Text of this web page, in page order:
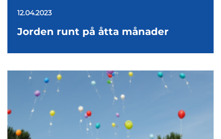
12.04.2023
Jorden runt på åtta månader